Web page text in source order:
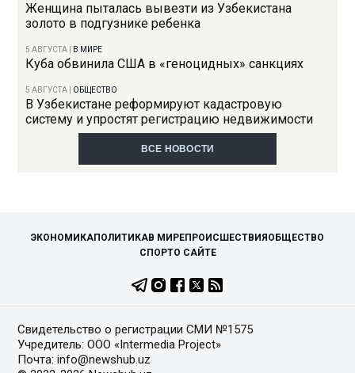
Женщина пыталась вывезти из Узбекистана
золото в подгузнике ребенка
5 АВГУСТА В МИРЕ
Куба обвинила США в «геноцидных» санкциях
5 АВГУСТА ОБЩЕСТВО
В Узбекистане реформируют кадастровую
систему и упростят регистрацию недвижимости
ВСЕ НОВОСТИ
ЭКОНОМИКАПОЛИТИКАВ МИРЕПРОИСШЕСТВИЯ ОБЩЕСТВО
СПОРТО САЙТЕ
Свидетельство о регистрации СМИ №1575
Учредитель: ООО «Intermedia Project»
Почта: info@newshub.uz